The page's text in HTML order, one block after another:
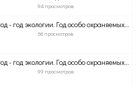
94 просмотров
- год экологии. Год особо охраняемых...
66 просмотров
- год экологии. Год особо охраняемых...
99 просмотров